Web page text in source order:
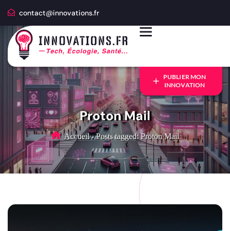
contact@innovations.fr
PUBLIER MON
INNOVATION
Proton Mail
Accueil - Posts tagged: Proton Mail